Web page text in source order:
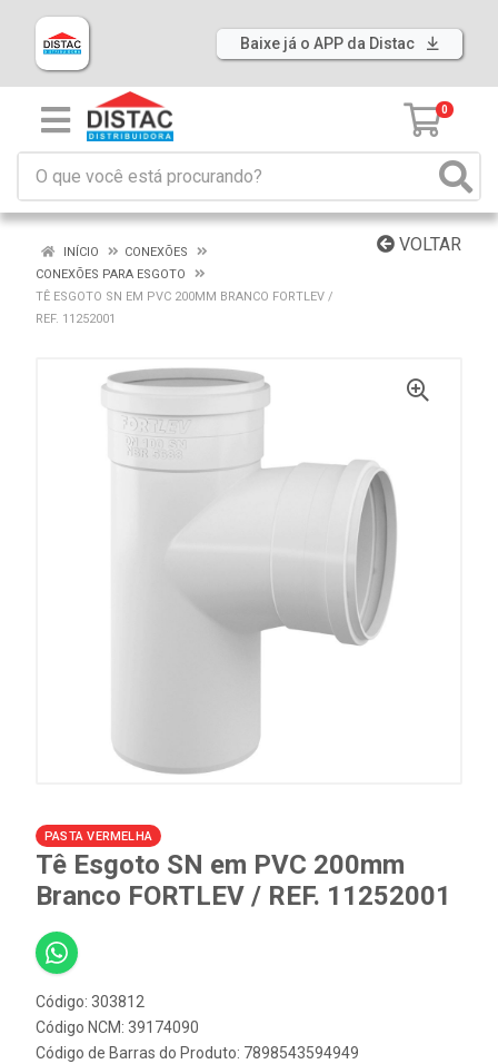
Baixe já o APP da Distac
0
VOLTAR
INÍCIO
CONEXÕES
CONEXÕES PARA ESGOTO
TÊ ESGOTO SN EM PVC 200MM BRANCO FORTLEV /
REF. 11252001
PASTA VERMELHA
Tê Esgoto SN em PVC 200mm
Branco FORTLEV / REF. 11252001
Código: 303812
Código NCM: 39174090
Código de Barras do Produto: 7898543594949